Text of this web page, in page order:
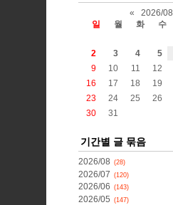
« 2026/08
일
월 화 수
2
3 4 5
9
10 11 12
16
17 18 19
23
24 25 26
30
31
기간별 글 묶음
2026/08 (28)
2026/07 (120)
2026/06 (143)
2026/05 (147)